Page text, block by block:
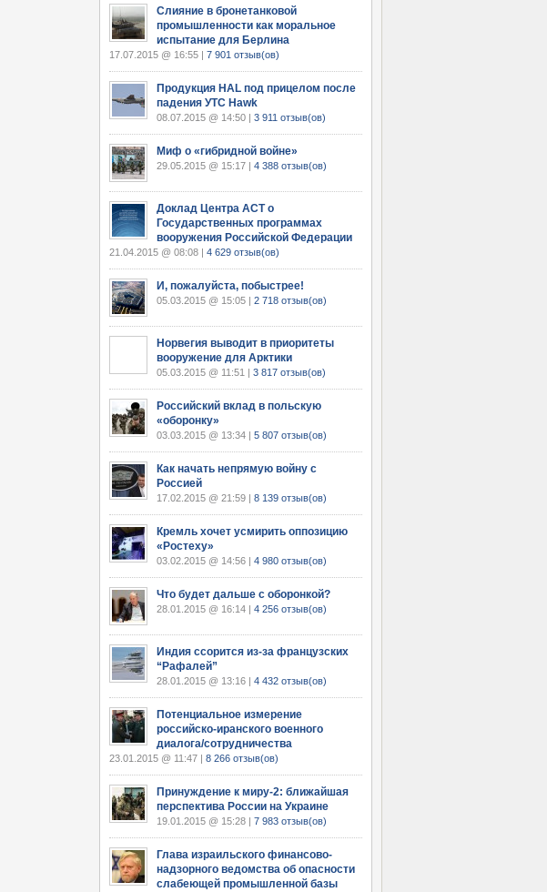
Слияние в бронетанковой
промышленности как моральное
испытание для Берлина
17.07.2015 @ 16:55 | 7 901 отзыв(ов)
Продукция HAL под прицелом после
падения УТС Hawk
08.07.2015 @ 14:50 | 3 911 отзыв(ов)
Миф о «гибридной войне»
29.05.2015 @ 15:17 | 4 388 отзыв(ов)
Доклад Центра АСТ о
Государственных программах
вооружения Российской Федерации
21.04.2015 @ 08:08 | 4 629 отзыв(ов)
И, пожалуйста, побыстрее!
05.03.2015 @ 15:05 | 2 718 отзыв(ов)
Норвегия выводит в приоритеты
вооружение для Арктики
05.03.2015 @ 11:51 | 3 817 отзыв(ов)
Российский вклад в польскую
«оборонку»
03.03.2015 @ 13:34 | 5 807 отзыв(ов)
Как начать непрямую войну с
Россией
17.02.2015 @ 21:59 | 8 139 отзыв(ов)
Кремль хочет усмирить оппозицию
«Ростеху»
03.02.2015 @ 14:56 | 4 980 отзыв(ов)
Что будет дальше с оборонкой?
28.01.2015 @ 16:14 | 4 256 отзыв(ов)
Индия ссорится из-за французских
“Рафалей”
28.01.2015 @ 13:16 | 4 432 отзыв(ов)
Потенциальное измерение
российско-иранского военного
диалога/сотрудничества
23.01.2015 @ 11:47 | 8 266 отзыв(ов)
Принуждение к миру-2: ближайшая
перспектива России на Украине
19.01.2015 @ 15:28 | 7 983 отзыв(ов)
Глава израильского финансово-
надзорного ведомства об опасности
слабеющей промышленной базы